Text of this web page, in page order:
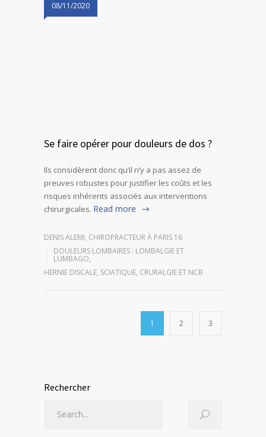
08/11/2020
Se faire opérer pour douleurs de dos ?
Ils considèrent donc qu’il n’y a pas assez de
preuves robustes pour justifier les coûts et les
risques inhérents associés aux interventions
chirurgicales. Read more
DENIS ALEMI, CHIROPRACTEUR À PARIS 16
DOULEURS LOMBAIRES : LOMBALGIE ET
LUMBAGO,
HERNIE DISCALE, SCIATIQUE, CRURALGIE ET NCB
1 2 3
Rechercher